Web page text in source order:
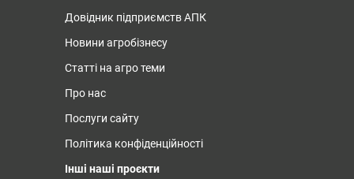
Довідник підприємств АПК
Новини агробізнесу
Статті на агро теми
Про нас
Послуги сайту
Політика конфіденційності
Інші наші проєкти